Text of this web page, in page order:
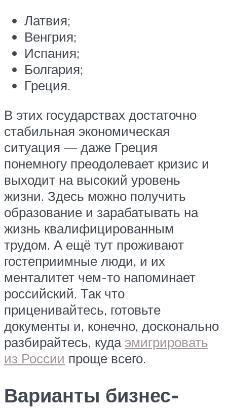
Латвия;
Венгрия;
Испания;
Болгария;
Греция.
В этих государствах достаточно
стабильная экономическая
ситуация — даже Греция
понемногу преодолевает кризис и
выходит на высокий уровень
жизни. Здесь можно получить
образование и зарабатывать на
жизнь квалифицированным
трудом. А ещё тут проживают
гостеприимные люди, и их
менталитет чем-то напоминает
российский. Так что
приценивайтесь, готовьте
документы и, конечно, досконально
разбирайтесь, куда эмигрировать
из России проще всего.
Варианты бизнес-